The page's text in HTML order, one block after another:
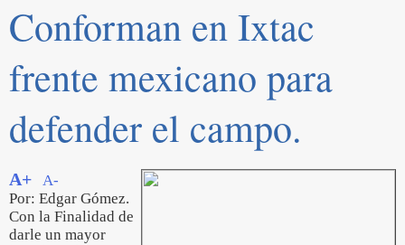
Conforman en Ixtac
frente mexicano para
defender el campo.
A+
A-
Por: Edgar Gómez.
Con la Finalidad de
darle un mayor